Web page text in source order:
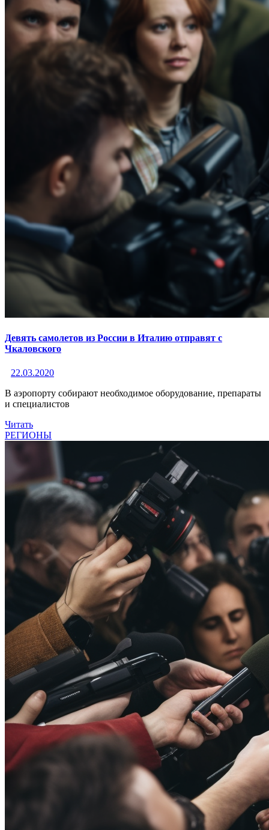
Девять самолетов из России в Италию отправят с
Чкаловского
22.03.2020
В аэропорту собирают необходимое оборудование, препараты
и специалистов
Читать
РЕГИОНЫ